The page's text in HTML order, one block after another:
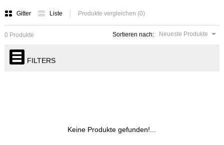
Gitter Liste Produkte vergleichen (0)
Sortieren nach: Neueste Produkte
0 Produkte
FILTERS
Keine Produkte gefunden!...